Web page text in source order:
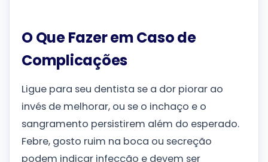
O Que Fazer em Caso de
Complicações
Ligue para seu dentista se a dor piorar ao
invés de melhorar, ou se o inchaço e o
sangramento persistirem além do esperado.
Febre, gosto ruim na boca ou secreção
podem indicar infecção e devem ser